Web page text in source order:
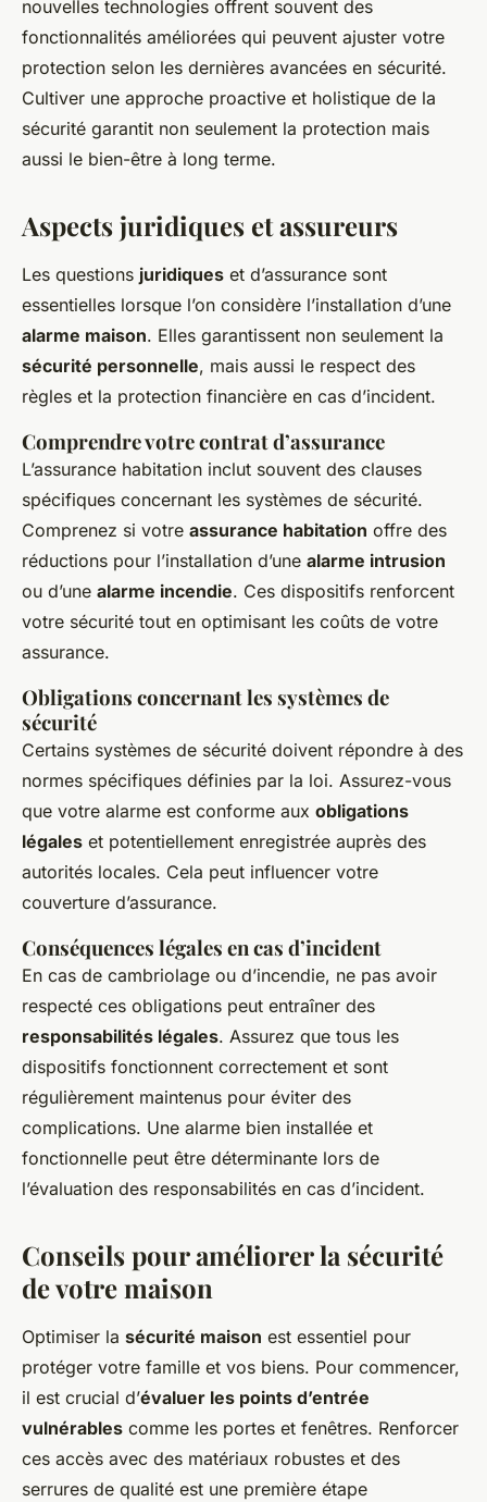
nouvelles technologies offrent souvent des
fonctionnalités améliorées qui peuvent ajuster votre
protection selon les dernières avancées en sécurité.
Cultiver une approche proactive et holistique de la
sécurité garantit non seulement la protection mais
aussi le bien-être à long terme.
Aspects juridiques et assureurs
Les questions juridiques et d’assurance sont
essentielles lorsque l’on considère l’installation d’une
alarme maison. Elles garantissent non seulement la
sécurité personnelle, mais aussi le respect des
règles et la protection financière en cas d’incident.
Comprendre votre contrat d’assurance
L’assurance habitation inclut souvent des clauses
spécifiques concernant les systèmes de sécurité.
Comprenez si votre assurance habitation offre des
réductions pour l’installation d’une alarme intrusion
ou d’une alarme incendie. Ces dispositifs renforcent
votre sécurité tout en optimisant les coûts de votre
assurance.
Obligations concernant les systèmes de
sécurité
Certains systèmes de sécurité doivent répondre à des
normes spécifiques définies par la loi. Assurez-vous
que votre alarme est conforme aux obligations
légales et potentiellement enregistrée auprès des
autorités locales. Cela peut influencer votre
couverture d’assurance.
Conséquences légales en cas d’incident
En cas de cambriolage ou d’incendie, ne pas avoir
respecté ces obligations peut entraîner des
responsabilités légales. Assurez que tous les
dispositifs fonctionnent correctement et sont
régulièrement maintenus pour éviter des
complications. Une alarme bien installée et
fonctionnelle peut être déterminante lors de
l’évaluation des responsabilités en cas d’incident.
Conseils pour améliorer la sécurité
de votre maison
Optimiser la sécurité maison est essentiel pour
protéger votre famille et vos biens. Pour commencer,
il est crucial d’évaluer les points d’entrée
vulnérables comme les portes et fenêtres. Renforcer
ces accès avec des matériaux robustes et des
serrures de qualité est une première étape